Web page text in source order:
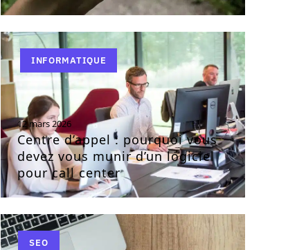
INFORMATIQUE
12 mars 2026
Centre d’appel : pourquoi vous
devez vous munir d’un logiciel
pour call center
SEO